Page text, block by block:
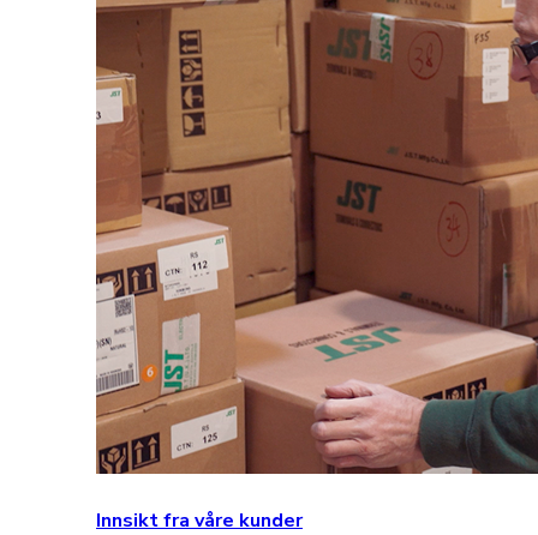
Innsikt fra våre kunder